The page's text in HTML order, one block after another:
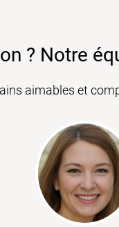
? Notre
aimables et